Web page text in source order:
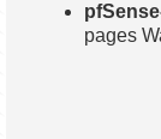
pages